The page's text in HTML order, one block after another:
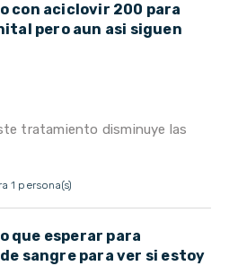
con aciclovir 200 para
pero aun asi siguen
tratamiento disminuye las
1 persona(s)
que esperar para
sangre para ver si estoy